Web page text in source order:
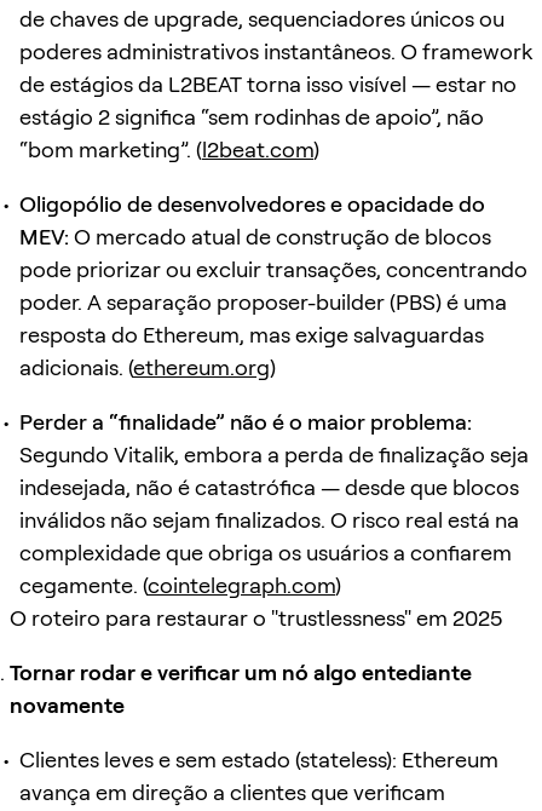
de chaves de upgrade, sequenciadores únicos ou
poderes administrativos instantâneos. O framework
de estágios da L2BEAT torna isso visível — estar no
estágio 2 significa “sem rodinhas de apoio”, não
“bom marketing”. (l2beat.com)
Oligopólio de desenvolvedores e opacidade do
MEV: O mercado atual de construção de blocos
pode priorizar ou excluir transações, concentrando
poder. A separação proposer-builder (PBS) é uma
resposta do Ethereum, mas exige salvaguardas
adicionais. (ethereum.org)
Perder a “finalidade” não é o maior problema:
Segundo Vitalik, embora a perda de finalização seja
indesejada, não é catastrófica — desde que blocos
inválidos não sejam finalizados. O risco real está na
complexidade que obriga os usuários a confiarem
cegamente. (cointelegraph.com)
O roteiro para restaurar o "trustlessness" em 2025
Tornar rodar e verificar um nó algo entediante
novamente
Clientes leves e sem estado (stateless): Ethereum
avança em direção a clientes que verificam